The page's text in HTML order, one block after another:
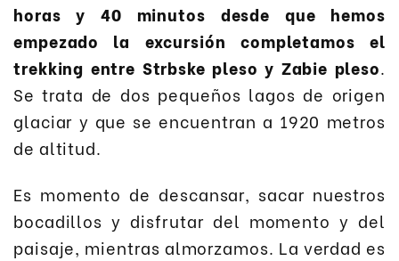
horas y 40 minutos desde que hemos
empezado la excursión completamos el
trekking entre Strbske pleso y Zabie pleso.
Se trata de dos pequeños lagos de origen
glaciar y que se encuentran a 1920 metros
de altitud.
Es momento de descansar, sacar nuestros
bocadillos y disfrutar del momento y del
paisaje, mientras almorzamos. La verdad es